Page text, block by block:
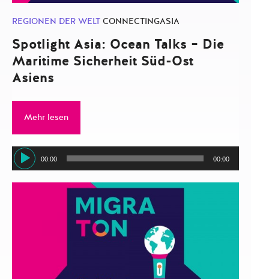
REGIONEN DER WELT CONNECTINGASIA
Spotlight Asia: Ocean Talks – Die
Maritime Sicherheit Süd-Ost
Asiens
Mehr lesen
Audio-
Player
00:00 00:00